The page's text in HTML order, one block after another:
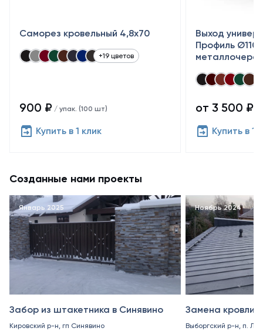
Саморез кровельный 4,8x70
+19 цветов
900 ₽ / упак. (100 шт)
Купить в 1 клик
Выход
Профиль
от 3 500 ₽
Купить в 1
Созданные нами проекты
Январь 2025
Забор из штакетника в Синявино
Кировский р-н, гп Синявино
Ноябрь 2024
Замена кровли
Выборгский р-н, п.